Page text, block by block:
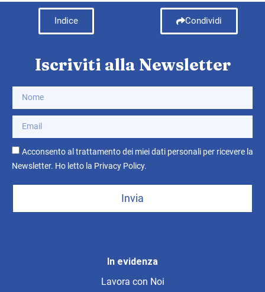
Indice Condividi
In evidenza
Lavora con Noi
Iscriviti alla Newsletter
Acconsento al trattamento dei miei dati personali per ricevere la
Newsletter. Ho letto la Privacy Policy.
Invia